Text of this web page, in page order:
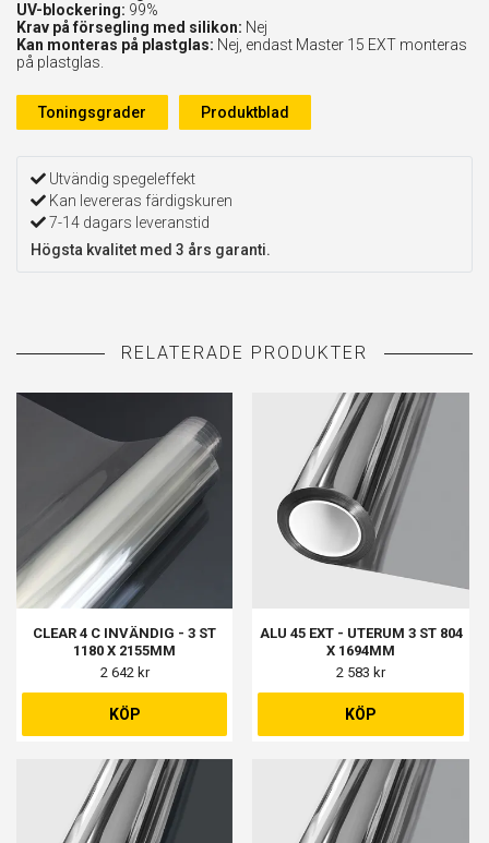
UV-blockering: 99%
Krav på försegling med silikon: Nej
Kan monteras på plastglas: Nej, endast Master 15 EXT monteras
på plastglas.
Toningsgrader Produktblad
Utvändig spegeleffekt
Kan levereras färdigskuren
7-14 dagars leveranstid
Högsta kvalitet med 3 års garanti.
CLEAR 4 C INVÄNDIG - 3 ST
1180 X 2155MM
2 642 kr
KÖP
ALU 45 EXT - UTERUM 3 ST 804
X 1694MM
2 583 kr
KÖP